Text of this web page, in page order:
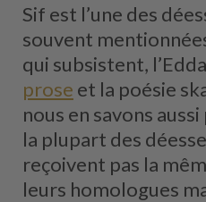
Sif est l’une des
souvent
qui subsistent,
prose et la poésie
nous en savons
la plupart des
reçoivent pas la
leurs homologues